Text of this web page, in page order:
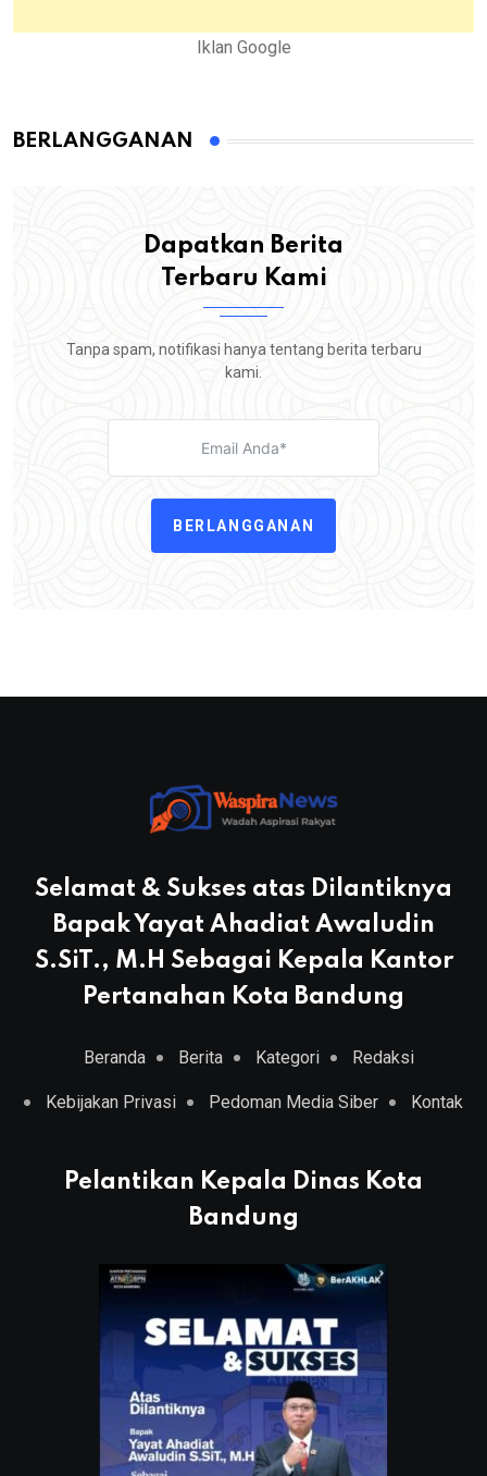
Iklan Google
BERLANGGANAN
Dapatkan Berita
Terbaru Kami
Tanpa spam, notifikasi hanya tentang berita terbaru
kami.
BERLANGGANAN
Selamat & Sukses atas Dilantiknya
Bapak Yayat Ahadiat Awaludin
S.SiT., M.H Sebagai Kepala Kantor
Pertanahan Kota Bandung
Beranda Berita Kategori Redaksi
Kebijakan Privasi Pedoman Media Siber Kontak
Pelantikan Kepala Dinas Kota
Bandung